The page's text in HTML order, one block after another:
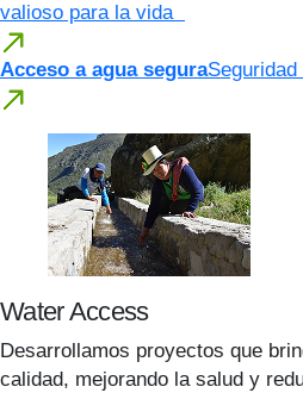
valioso para la vida
Acceso a agua segura
Water Access
Desarrollamos proyectos que
calidad, mejorando la salud y